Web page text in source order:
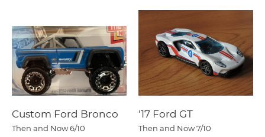
Custom Ford Bronco
Then and Now6/10
'17 Ford GT
Then and Now7/10